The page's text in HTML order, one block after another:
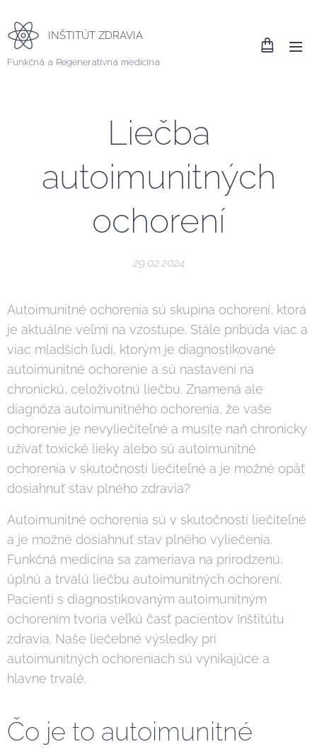
INŠTITÚT ZDRAVIA
Funkčná a Regeneratívna medicína
Liečba
autoimunitných
ochorení
29.02.2024
Autoimunitné ochorenia sú skupina ochorení, ktorá
je aktuálne veľmi na vzostupe. Stále pribúda viac a
viac mladších ľudí, ktorým je diagnostikované
autoimunitné ochorenie a sú nastavení na
chronickú, celoživotnú liečbu. Znamená ale
diagnóza autoimunitného ochorenia, že vaše
ochorenie je nevyliečiteľné a musíte naň chronicky
užívať toxické lieky alebo sú autoimunitné
ochorenia v skutočnosti liečiteľné a je možné opäť
dosiahnuť stav plného zdravia?
Autoimunitné ochorenia sú v skutočnosti liečiteľné
a je možné dosiahnuť stav plného vyliečenia.
Funkčná medicína sa zameriava na prirodzenú,
úplnú a trvalú liečbu autoimunitných ochorení.
Pacienti s diagnostikovaným autoimunitným
ochorením tvoria veľkú časť pacientov Inštitútu
zdravia. Naše liečebné výsledky pri
autoimunitných ochoreniach sú vynikajúce a
hlavne trvalé.
Čo je to autoimunitné